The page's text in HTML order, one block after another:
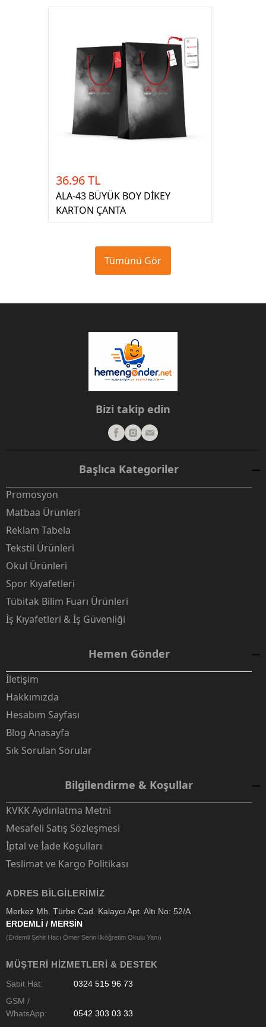
36.96 TL
ALA-43 BÜYÜK BOY DİKEY
KARTON ÇANTA
Tümünü Gör
Bizi takip edin
Başlıca Kategoriler
Promosyon
Matbaa Ürünleri
Reklam Tabela
Tekstil Ürünleri
Okul Ürünleri
Spor Kıyafetleri
Tübitak Bilim Fuarı Ürünleri
İş Kıyafetleri & İş Güvenliği
Hemen Gönder
İletişim
Hakkımızda
Hesabım Sayfası
Blog Anasayfa
Sık Sorulan Sorular
Bilgilendirme & Koşullar
KVKK Aydınlatma Metni
Mesafeli Satış Sözleşmesi
İptal ve İade Koşulları
Teslimat ve Kargo Politikası
ADRES BILGILERIMIZ
Merkez Mh. Türbe Cad. Kalaycı Apt. Altı No: 52/A
ERDEMLİ / MERSİN
(Erdemli Şehit Hacı Ömer Serin İlköğretim Okulu Yanı)
MÜŞTERI HIZMETLERI & DESTEK
Sabit Hat:
0324 515 96 73
GSM /
WhatsApp:
0542 303 03 33